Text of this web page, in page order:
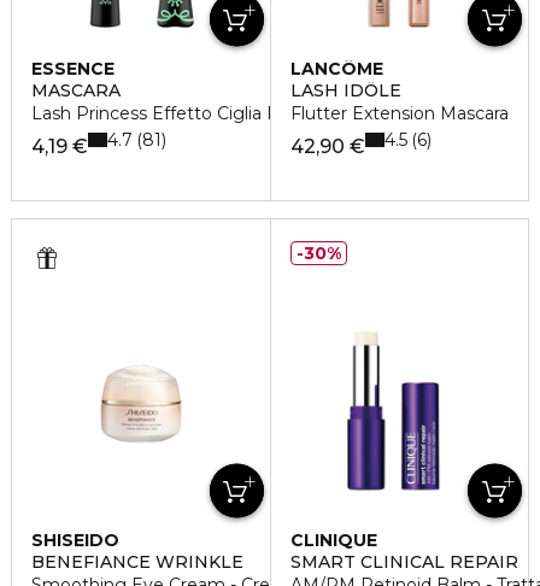
ESSENCE
MASCARA
Lash Princess Effetto Ciglia Finte
4,19 € 4.7 81
LANCÔME
LASH IDÔLE
Flutter Extension Mascara
42,90 € 4.5 6
SHISEIDO
BENEFIANCE WRINKLE
CLINIQUE
SMART CLINICAL REPAIR
30%